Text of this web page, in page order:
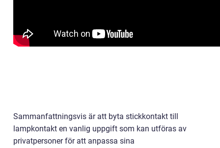
Sammanfattningsvis är att byta stickkontakt till
lampkontakt en vanlig uppgift som kan utföras av
privatpersoner för att anpassa sina